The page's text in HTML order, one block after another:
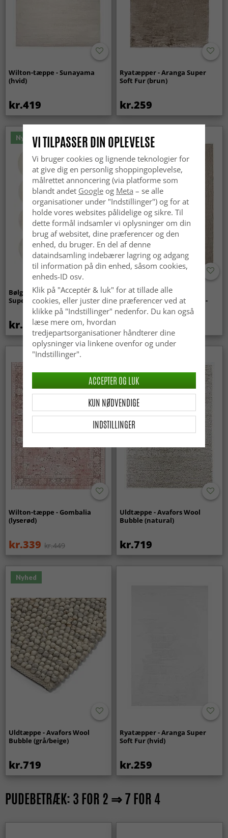
Wilton-tæppe - Sunayama
(hvid)
kr.419
Ryatæpper - Aranga Super
Soft Fur (brun)
kr.259
Nyhed
Bølget ryatæppe - Aranga
Super Soft Fur (beige)
kr.369
Tæpper til
indendørs/udendørs brug -
Arlo (beige)
Wilton-tæppe - Gombalia
(lyserød)
kr.339 kr.449
Uldtæppe - Avafors Wool
Bubble (natural)
kr.719
Nyhed
Uldtæppe - Avafors Wool
Bubble (grå/beige)
kr.719
Ryatæpper - Aranga Super
Soft Fur (hvid)
kr.259
PUDEBETRÆK: 3 FOR 2 ⇒ 7 FOR 4
VI TILPASSER DIN OPLEVELSE
Vi bruger cookies og lignende teknologier for
at give dig en personlig shoppingoplevelse,
målrettet annoncering (via platforme som
blandt andet Googleog Meta – se alle
organisationer under "Indstillinger") og for at
holde vores websites pålidelige og sikre. Til
dette formål indsamler vi oplysninger om din
brug af websitet, dine præferencer og den
enhed, du bruger. En del af denne
dataindsamling indebærer lagring og adgang
til information på din enhed, såsom cookies,
enheds-ID osv.
Klik på "Acceptér & luk" for at tillade alle
cookies, eller juster dine præferencer ved at
klikke på "Indstillinger" nedenfor. Du kan også
læse mere om, hvordan
tredjepartsorganisationer håndterer dine
oplysninger via linkene ovenfor og under
"Indstillinger".
INDSTILLINGER
KUN NØDVENDIGE
ACCEPTER OG LUK